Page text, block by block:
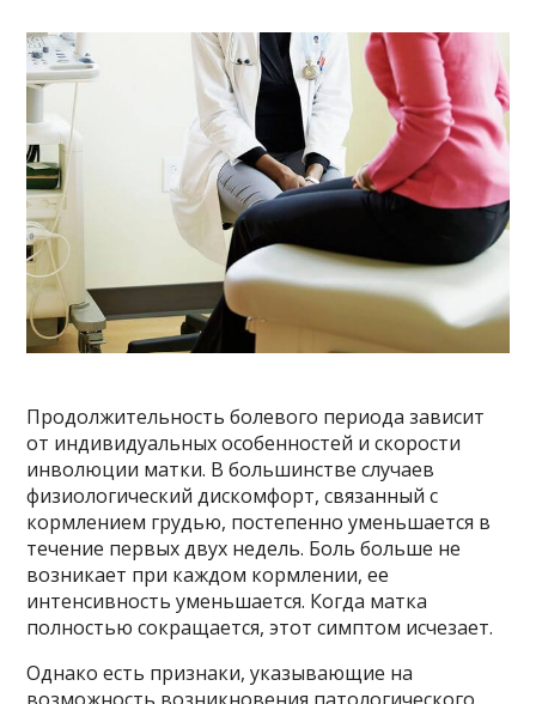
Продолжительность болевого периода зависит
от индивидуальных особенностей и скорости
инволюции матки. В большинстве случаев
физиологический дискомфорт, связанный с
кормлением грудью, постепенно уменьшается в
течение первых двух недель. Боль больше не
возникает при каждом кормлении, ее
интенсивность уменьшается. Когда матка
полностью сокращается, этот симптом исчезает.
Однако есть признаки, указывающие на